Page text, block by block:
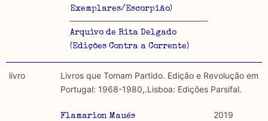
Exemplares/Escorpião)
Arquivo de Rita Delgado
(Edições Contra a Corrente)
livro
Livros que Tomam Partido. Edição e Revolução em
Portugal: 1968-1980,.Lisboa: Edições Parsifal.
Flamarion Maués 2019